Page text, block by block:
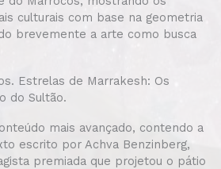
culturais com base na geometria
brevemente a arte como busca
Estrelas de Marrakesh: Os
do Sultão.
mais avançado, contendo a
escrito por Achva Benzinberg,
premiada que projetou o pátio